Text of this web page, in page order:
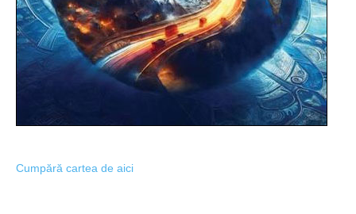
Cumpără cartea de aici